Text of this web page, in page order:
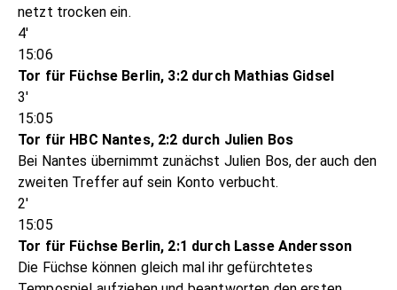
netzt trocken ein.
4'
15:06
Tor für Füchse Berlin, 3:2 durch Mathias Gidsel
3'
15:05
Tor für HBC Nantes, 2:2 durch Julien Bos
Bei Nantes übernimmt zunächst Julien Bos, der auch den
zweiten Treffer auf sein Konto verbucht.
2'
15:05
Tor für Füchse Berlin, 2:1 durch Lasse Andersson
Die Füchse können gleich mal ihr gefürchtetes